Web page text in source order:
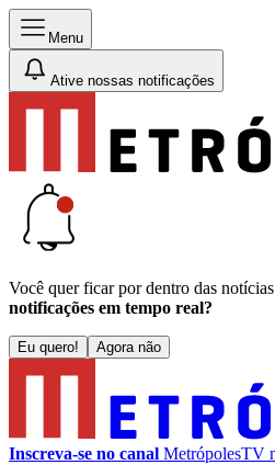
Menu
Ative nossas notificações
Você quer ficar por dentro das
notificações em tempo real?
Eu quero! Agora não
Inscreva-se no canal MetrópolesTV